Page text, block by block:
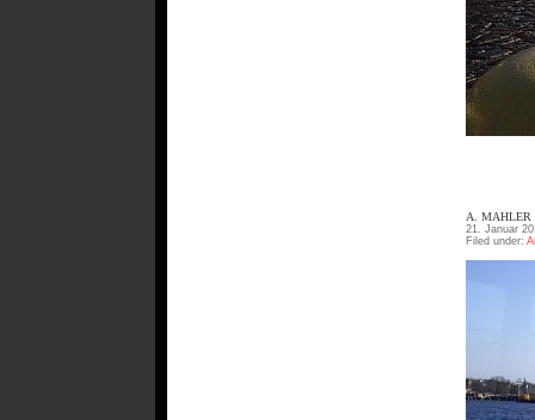
A. MAHLER
21. Januar
Filed under: